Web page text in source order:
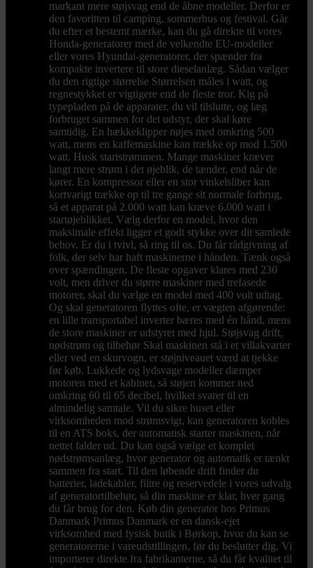
markant mere støjsvag end de åbne modeller. Derfor er
den favoritten til camping, sommerhus og festival. Går
du efter et bestemt mærke, kan du gå direkte til vores
Honda-generatorer med de velkendte EU-modeller
eller vores Hyundai-generatorer, der spænder fra
kompakte invertere til store dieselanlæg. Sådan vælger
du den rigtige størrelse Størrelsen måles i watt, og
regnestykket er vigtigere end de fleste tror. Kig på
typepladen på de apparater, du vil tilslutte, og læg
forbruget sammen for det udstyr, der skal køre
samtidig. En hækkeklipper nøjes med omkring 500
watt, mens en kaffemaskine kan trække op mod 1.500
watt. Husk startstrømmen. Mange maskiner kræver
langt mere strøm i det øjeblik, de tænder, end når de
kører. En kompressor eller en stor vinkelsliber kan
kortvarigt trække op til tre gange sit normale forbrug,
så et apparat på 2.000 watt kan kræve 6.000 watt i
startøjeblikket. Vælg derfor en model, hvor den
maksimale effekt ligger et godt stykke over dit samlede
behov. Er du i tvivl, så ring til os. Du får rådgivning af
folk, der selv har haft maskinerne i hånden. Tænk også
over spændingen. De fleste opgaver klares med 230
volt, men driver du større maskiner med trefasede
motorer, skal du vælge en model med 400 volt udtag.
Og skal generatoren flyttes ofte, er vægten afgørende:
en lille transportabel inverter bæres med én hånd, mens
de store maskiner er udstyret med hjul. Støjsvag drift,
nødstrøm og tilbehør Skal maskinen stå i et villakvarter
eller ved en skurvogn, er støjniveauet værd at tjekke
før køb. Lukkede og lydsvage modeller dæmper
motoren med et kabinet, så støjen kommer ned
omkring 60 til 65 decibel, hvilket svarer til en
almindelig samtale. Vil du sikre huset eller
virksomheden mod strømsvigt, kan generatoren kobles
til en ATS boks, der automatisk starter maskinen, når
nettet falder ud. Du kan også vælge et komplet
nødstrømsanlæg, hvor generator og automatik er tænkt
sammen fra start. Til den løbende drift finder du
batterier, ladekabler, filtre og reservedele i vores udvalg
af generatortilbehør, så din maskine er klar, hver gang
du får brug for den. Køb din generator hos Primus
Danmark Primus Danmark er en dansk-ejet
virksomhed med fysisk butik i Børkop, hvor du kan se
generatorerne i vareudstillingen, før du beslutter dig. Vi
importerer direkte fra fabrikanterne, så du får kvalitet til